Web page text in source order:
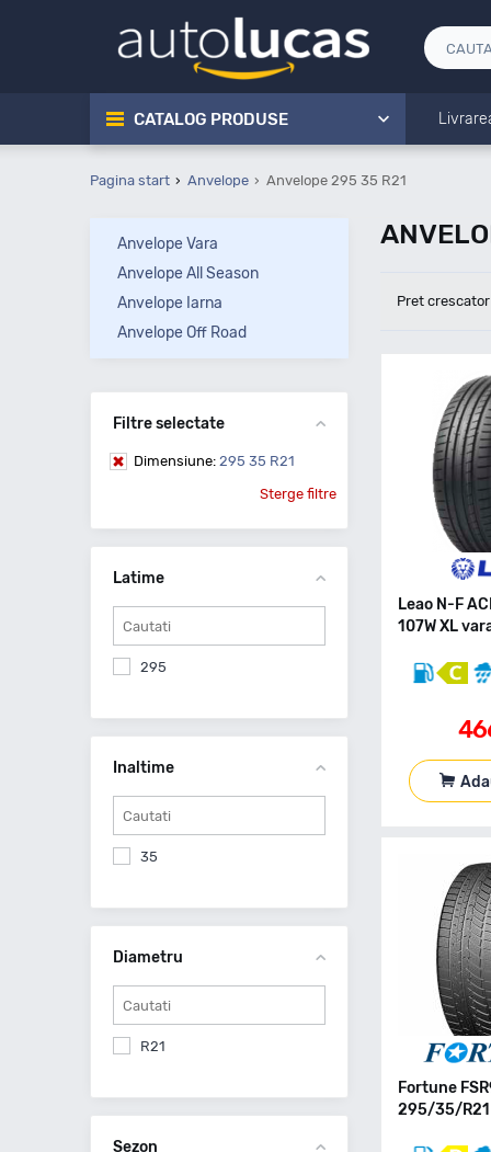
CATALOG PRODUSE
Pagina start Anvelope Anvelope 295 35 R21
Pret crescator
Leao N-F
107W XL
Fortune
295/35/R21
Anvelope Vara
Anvelope All Season
Anvelope Iarna
Anvelope Off Road
Filtre selectate
Dimensiune: 295 35 R21
Sterge filtre
Latime
295
Inaltime
35
Diametru
R21
Sezon